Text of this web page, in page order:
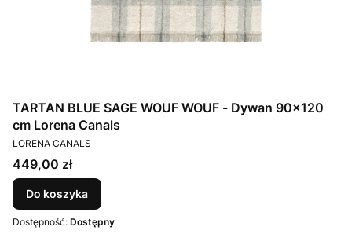
TARTAN BLUE SAGE WOUF WOUF - Dywan 90×120
cm Lorena Canals
PRODUCENT
LORENA CANALS
Cena
449,00 zł
Do koszyka
Dostępność: Dostępny